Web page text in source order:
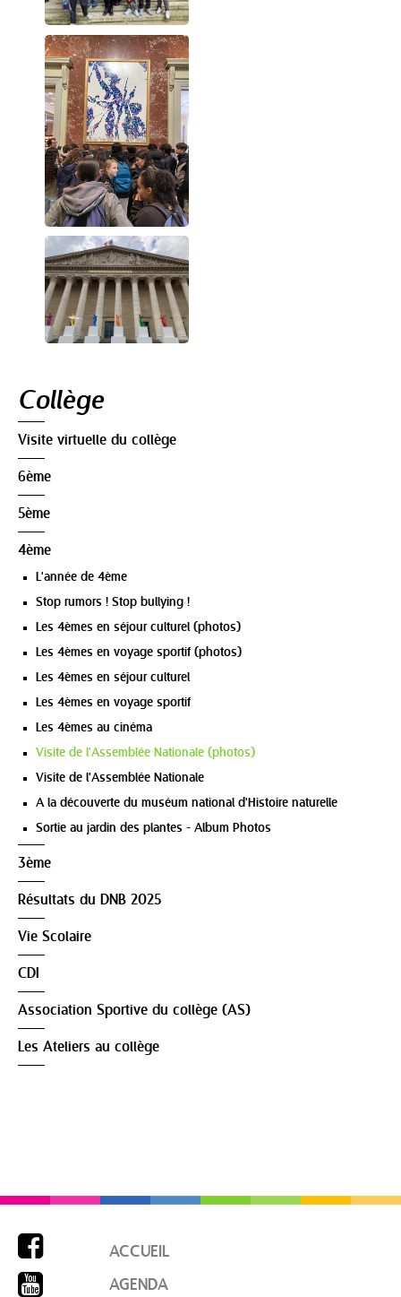
Collège
Visite virtuelle du collège
6ème
5ème
4ème
L'année de 4ème
Stop rumors ! Stop bullying !
Les 4èmes en séjour culturel (photos)
Les 4èmes en voyage sportif (photos)
Les 4èmes en séjour culturel
Les 4èmes en voyage sportif
Les 4èmes au cinéma
Visite de l'Assemblée Nationale (photos)
Visite de l'Assemblée Nationale
A la découverte du muséum national d'Histoire naturelle
Sortie au jardin des plantes - Album Photos
3ème
Résultats du DNB 2025
Vie Scolaire
CDI
Association Sportive du collège (AS)
Les Ateliers au collège


ACCUEIL
AGENDA